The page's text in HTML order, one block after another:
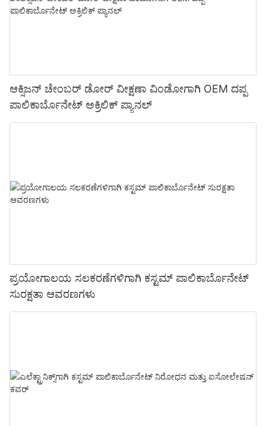
ಆಕ್ಸಿಜನ್ ಚೇಂಬರ್ ಡೋರ್ ವೀಕ್ಷಣಾ ವಿಂಡೋಗಾಗಿ OEM ದಪ್ಪ
ಪಾಲಿಕಾರ್ಬೊನೇಟ್ ಅಕ್ರಿಲಿಕ್ ಪ್ಯಾನಲ್
ಪ್ರಯೋಗಾಲಯ ಸಲಕರಣೆಗಳಿಗಾಗಿ ಕಸ್ಟಮ್ ಪಾಲಿಕಾರ್ಬೊನೇಟ್
ಸುರಕ್ಷತಾ ಆವರಣಗಳು